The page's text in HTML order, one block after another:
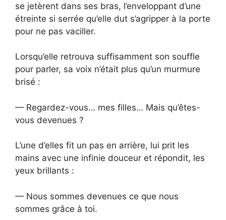
se jetèrent dans ses bras, l’enveloppant d’une
étreinte si serrée qu’elle dut s’agripper à la porte
pour ne pas vaciller.
Lorsqu’elle retrouva suffisamment son souffle
pour parler, sa voix n’était plus qu’un murmure
brisé :
— Regardez-vous… mes filles… Mais qu’êtes-
vous devenues ?
L’une d’elles fit un pas en arrière, lui prit les
mains avec une infinie douceur et répondit, les
yeux brillants :
— Nous sommes devenues ce que nous
sommes grâce à toi.